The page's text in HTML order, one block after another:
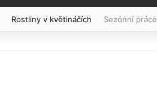
Rostliny v květináčích Sezónní práce